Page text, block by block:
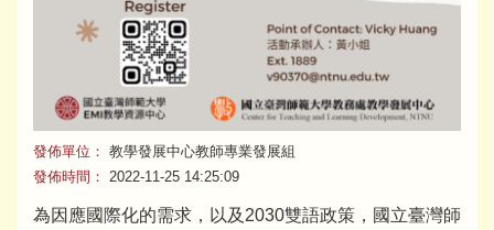
發佈單位： 教學發展中心教師專業發展組
發佈時間：
2022-11-25 14:25:09
為因應國際化的需求，以及2030雙語政策，國立臺灣師